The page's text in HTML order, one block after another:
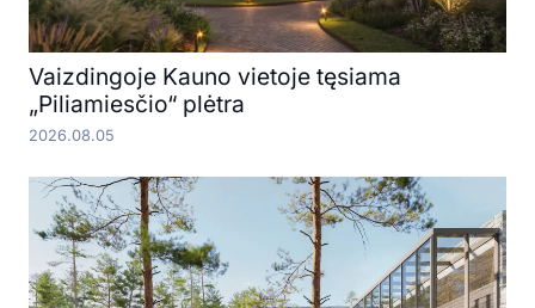
Vaizdingoje Kauno vietoje tęsiama
„Piliamiesčio“ plėtra
2026.08.05